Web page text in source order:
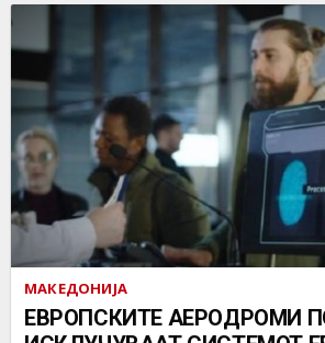
МАКЕДОНИЈА
ЕВРОПСКИТЕ АЕРОДРОМИ